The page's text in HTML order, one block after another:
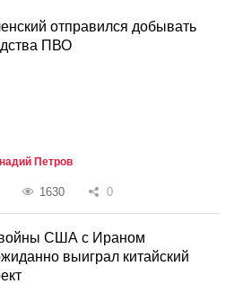
отправился добывать
ПВО
Петров
1630 0
США с Ираном
выиграл китайский